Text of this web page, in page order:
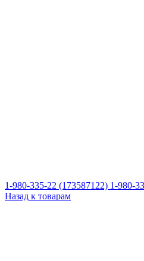
1-980-335-22 (173587122) 1-980-
Назад к товарам